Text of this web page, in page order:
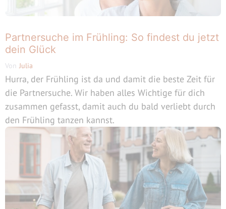
Partnersuche im Frühling: So findest du jetzt
dein Glück
Von Julia
Hurra, der Frühling ist da und damit die beste Zeit für
die Partnersuche. Wir haben alles Wichtige für dich
zusammen gefasst, damit auch du bald verliebt durch
den Frühling tanzen kannst.